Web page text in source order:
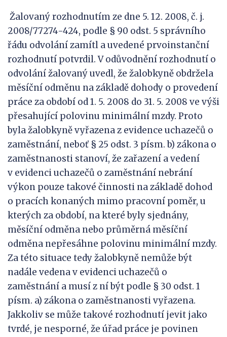
Žalovaný rozhodnutím ze dne 5. 12. 2008, č. j.
2008/77274-424, podle § 90 odst. 5 správního
řádu odvolání zamítl a uvedené prvoinstanční
rozhodnutí potvrdil. V odůvodnění rozhodnutí o
odvolání žalovaný uvedl, že žalobkyně obdržela
měsíční odměnu na základě dohody o provedení
práce za období od 1. 5. 2008 do 31. 5. 2008 ve výši
přesahující polovinu minimální mzdy. Proto
byla žalobkyně vyřazena z evidence uchazečů o
zaměstnání, neboť § 25 odst. 3 písm. b) zákona o
zaměstnanosti stanoví, že zařazení a vedení
v evidenci uchazečů o zaměstnání nebrání
výkon pouze takové činnosti na základě dohod
o pracích konaných mimo pracovní poměr, u
kterých za období, na které byly sjednány,
měsíční odměna nebo průměrná měsíční
odměna nepřesáhne polovinu minimální mzdy.
Za této situace tedy žalobkyně nemůže být
nadále vedena v evidenci uchazečů o
zaměstnání a musí z ní být podle § 30 odst. 1
písm. a) zákona o zaměstnanosti vyřazena.
Jakkoliv se může takové rozhodnutí jevit jako
tvrdé, je nesporné, že úřad práce je povinen